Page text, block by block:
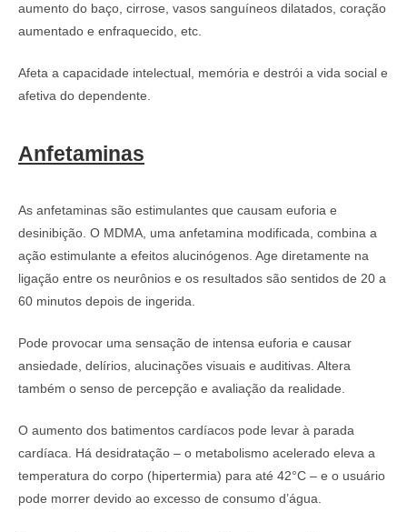
aumento do baço, cirrose, vasos sanguíneos dilatados, coração
aumentado e enfraquecido, etc.
Afeta a capacidade intelectual, memória e destrói a vida social e
afetiva do dependente.
Anfetaminas
As anfetaminas são estimulantes que causam euforia e
desinibição. O MDMA, uma anfetamina modificada, combina a
ação estimulante a efeitos alucinógenos. Age diretamente na
ligação entre os neurônios e os resultados são sentidos de 20 a
60 minutos depois de ingerida.
Pode provocar uma sensação de intensa euforia e causar
ansiedade, delírios, alucinações visuais e auditivas. Altera
também o senso de percepção e avaliação da realidade.
O aumento dos batimentos cardíacos pode levar à parada
cardíaca. Há desidratação – o metabolismo acelerado eleva a
temperatura do corpo (hipertermia) para até 42°C – e o usuário
pode morrer devido ao excesso de consumo d’água.